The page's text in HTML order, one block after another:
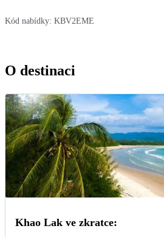
Kód nabídky: KBV2EME
O destinaci
Khao Lak ve zkratce: